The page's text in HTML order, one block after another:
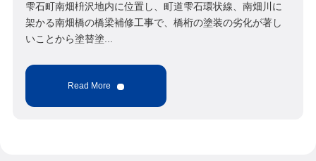
雫石町南畑枡沢地内に位置し、町道雫石環状線、南畑川に
架かる南畑橋の橋梁補修工事で、橋桁の塗装の劣化が著し
いことから塗替塗...
Read More